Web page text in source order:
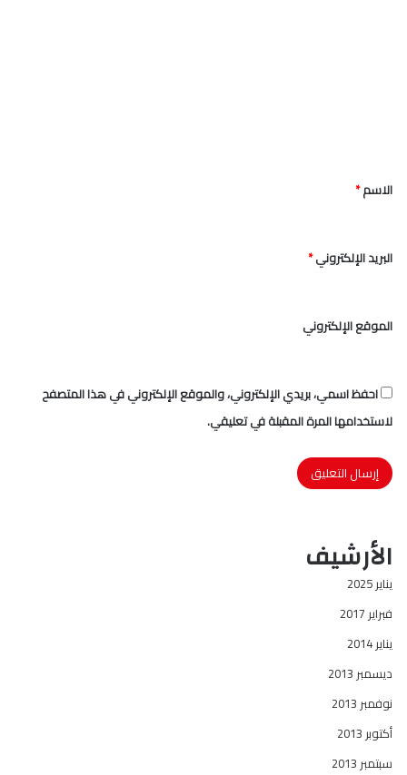
*
الاسم*
البريد الإلكتروني*
الموقع الإلكتروني
احفظ اسمي، بريدي الإلكتروني، والموقع الإلكتروني في هذا المتصفح
لاستخدامها المرة المقبلة في تعليقي.
الأرشيف
يناير 2025
فبراير 2017
يناير 2014
ديسمبر 2013
نوفمبر 2013
أكتوبر 2013
سبتمبر 2013